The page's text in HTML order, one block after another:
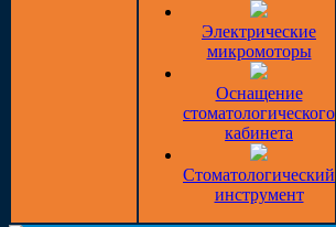
Электрические
микромоторы
Оснащение
стоматологического
кабинета
Стоматологический
инструмент